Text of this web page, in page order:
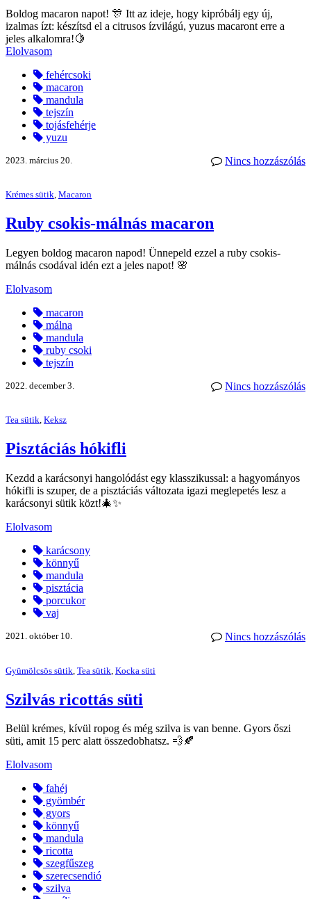
Boldog macaron napot! 🎊 Itt az ideje, hogy kipróbálj egy új,
izalmas ízt: készítsd el a citrusos ízvilágú, yuzus macaront erre a
jeles alkalomra!🍋
Elolvasom
fehércsoki
macaron
mandula
tejszín
tojásfehérje
yuzu
Nincs hozzászólás
2023. március 20.
Krémes sütik, Macaron
Ruby csokis-málnás macaron
Legyen boldog macaron napod! Ünnepeld ezzel a ruby csokis-
málnás csodával idén ezt a jeles napot! 🌸
Elolvasom
macaron
málna
mandula
ruby csoki
tejszín
Nincs hozzászólás
2022. december 3.
Tea sütik, Keksz
Pisztáciás hókifli
Kezdd a karácsonyi hangolódást egy klasszikussal: a hagyományos
hókifli is szuper, de a pisztáciás változata igazi meglepetés lesz a
karácsonyi sütik közt!🎄✨
Elolvasom
karácsony
könnyű
mandula
pisztácia
porcukor
vaj
Nincs hozzászólás
2021. október 10.
Gyümölcsös sütik Tea sütik Kocka süti
Szilvás ricottás süti
Belül krémes, kívül ropog és még szilva is van benne. Gyors őszi
süti, amit 15 perc alatt összedobhatsz. 💨🍂
Elolvasom
fahéj
gyömbér
gyors
könnyű
mandula
ricotta
szegfűszeg
szerecsendió
szilva